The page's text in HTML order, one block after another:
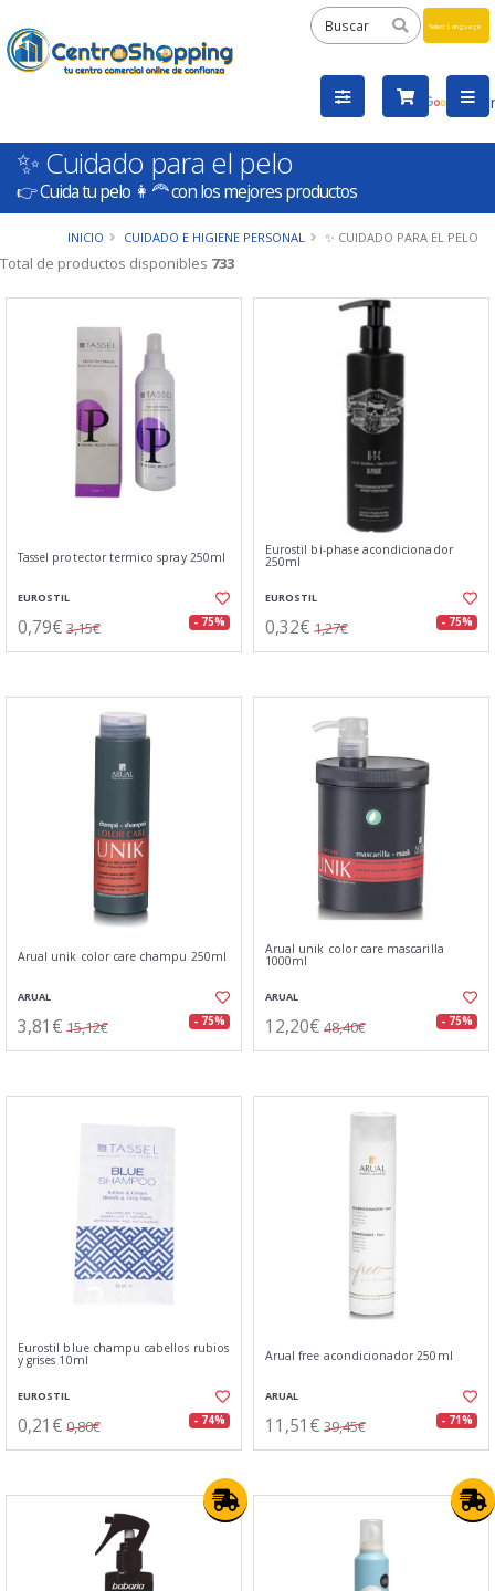
by
✨ Cuidado para el pelo
👉 Cuida tu pelo 👩‍🦰 con los mejores productos
INICIO CUIDADO E HIGIENE PERSONAL ✨ CUIDADO PARA EL PELO
Total de productos disponibles 733
Tassel protector termico spray 250ml
EUROSTIL
0,79€ 3,15€ - 75%
Eurostil bi-phase acondicionador
250ml
EUROSTIL
0,32€ 1,27€ - 75%
Arual unik color care champu 250ml
ARUAL
3,81€ 15,12€ - 75%
Arual unik color care mascarilla
1000ml
ARUAL
12,20€ 48,40€ - 75%
Eurostil blue champu cabellos rubios
y grises 10ml
EUROSTIL
0,21€ 0,80€ - 74%
Arual free acondicionador 250ml
ARUAL
11,51€ 39,45€ - 71%